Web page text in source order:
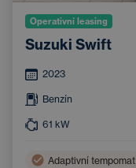
Operativní leasing
Suzuki Swift
2023
Benzín
61 kW
Adaptivní tempomat